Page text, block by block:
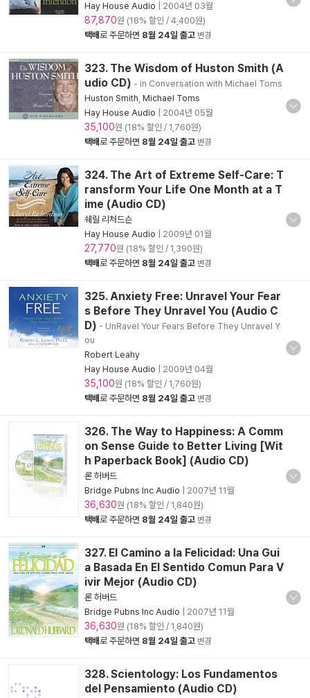
Hay House Audio
2004년 03월
87,870원 (18% 할인 / 4,400원)
택배로 주문하면 8월 24일 출고 변경
323. The Wisdom of Huston Smith (A
udio CD) - in Conversation with Michael Toms
Huston Smith Michael Toms
Hay House Audio
2004년 05월
35,100원 (18% 할인 / 1,760원)
택배로 주문하면 8월 24일 출고 변경
324. The Art of Extreme Self-Care: T
ransform Your Life One Month at a T
ime (Audio CD)
쉐릴 리처드슨
Hay House Audio
2009년 01월
27,770원 (18% 할인 / 1,390원)
택배로 주문하면 8월 24일 출고 변경
325. Anxiety Free: Unravel Your Fear
s Before They Unravel You (Audio C
D) - UnRavel Your Fears Before They Unravel Y
ou
Robert Leahy
Hay House Audio
2009년 04월
35,100원 (18% 할인 / 1,760원)
택배로 주문하면 8월 24일 출고 변경
326. The Way to Happiness: A Comm
on Sense Guide to Better Living [Wit
h Paperback Book] (Audio CD)
론 허버드
Bridge Pubns Inc Audio
2007년 11월
36,630원 (18% 할인 / 1,840원)
택배로 주문하면 8월 24일 출고 변경
327. El Camino a la Felicidad: Una Gui
a Basada En El Sentido Comun Para V
ivir Mejor (Audio CD)
론 허버드
Bridge Pubns Inc Audio
2007년 11월
36,630원 (18% 할인 / 1,840원)
택배로 주문하면 8월 24일 출고 변경
328. Scientology: Los Fundamentos
del Pensamiento (Audio CD)